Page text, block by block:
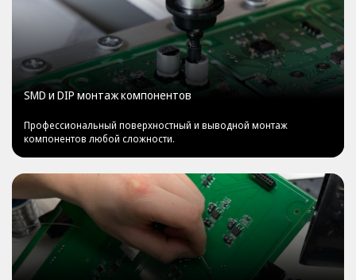
SMD и DIP монтаж компонентов
Профессиональный поверхностный и выводной монтаж
компонентов любой сложности.